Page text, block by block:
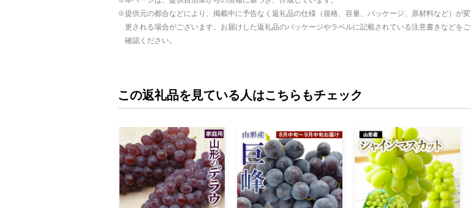
提供元の都合などにより、掲載中に予告なく返礼品の仕様（規格、容量、パッケージ、原材料など）が変
更される場合がございます。お届けした返礼品のパッケージやラベルに記載されている注意書きなどをご
確認ください。
この返礼品を見ている人はこちらもチェック